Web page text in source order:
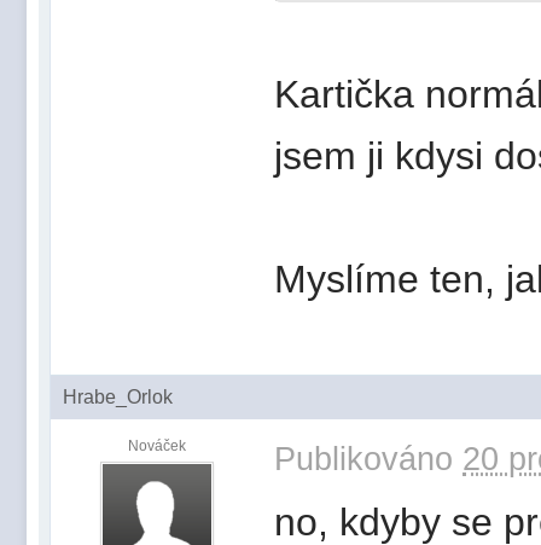
Kartička
jsem ji kdysi
Myslíme ten,
Hrabe_Orlok
Nováček Publikováno 20
no, kdyby se